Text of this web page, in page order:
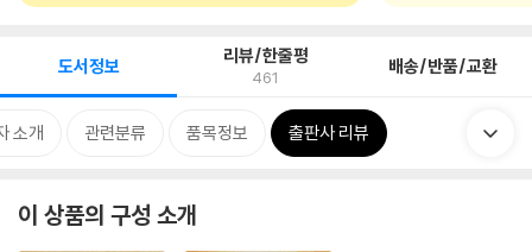
도서정보 리뷰/한줄평
461 배송/반품/교환
소개 관련분류 품목정보 출판사 리뷰
이 상품의 구성 소개